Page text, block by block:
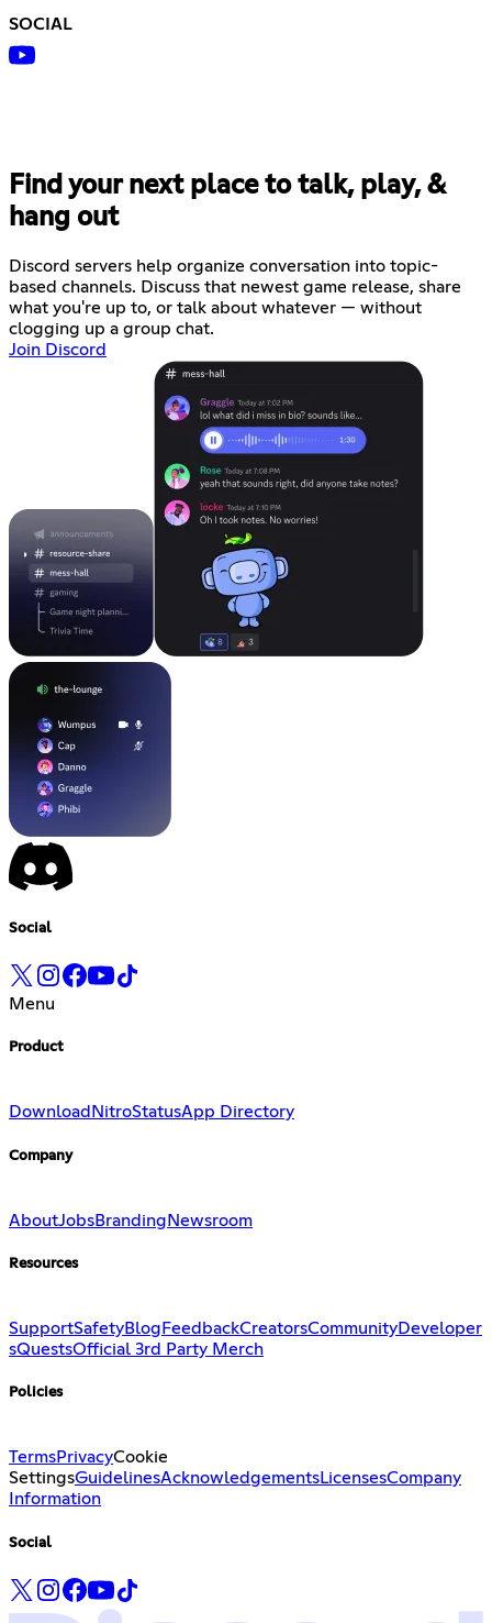
SOCIAL
Find your next place to talk, play, &
hang out
Discord servers help organize conversation into topic-
based channels. Discuss that newest game release, share
what you're up to, or talk about whatever — without
clogging up a group chat.
Join Discord
Social
Menu
Product
Download NitroStatusApp Directory
Company
AboutJobsBranding Newsroom
Resources
SupportSafetyBlog FeedbackCreatorsCommunityDeveloper
sQuestsOfficial 3rd Party Merch
Policies
TermsPrivacyCookie
SettingsGuidelinesAcknowledgementsLicensesCompany
Information
Social